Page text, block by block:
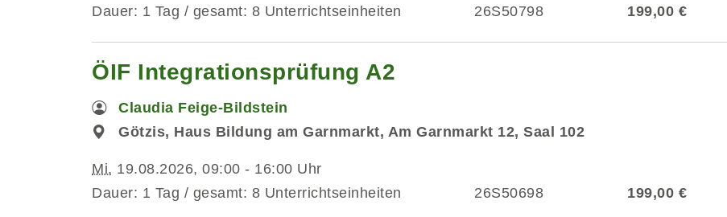
Dauer: 1 Tag / gesamt: 8 Unterrichtseinheiten
26S50798 199,00 €
ÖIF Integrationsprüfung A2
Claudia Feige-Bildstein
Götzis, Haus Bildung am Garnmarkt, Am Garnmarkt 12, Saal 102
Mi. 19.08.2026, 09:00 - 16:00 Uhr
Dauer: 1 Tag / gesamt: 8 Unterrichtseinheiten
26S50698 199,00 €